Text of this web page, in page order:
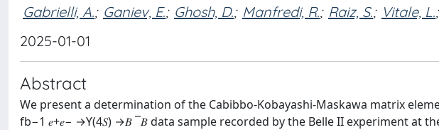
Gabrielli, A.; Ganiev, E.; Ghosh, D.; Manfredi, R.; Raiz, S.; Vitale, L.;
2025-01-01
Abstract
We present a determination of the Cabibbo-Kobayashi-Maskawa matrix
fb−1 𝑒+⁢𝑒− →ϒ⁡(4⁢𝑆) →𝐵⁢ ¯𝐵 data sample recorded by the Belle II experiment at